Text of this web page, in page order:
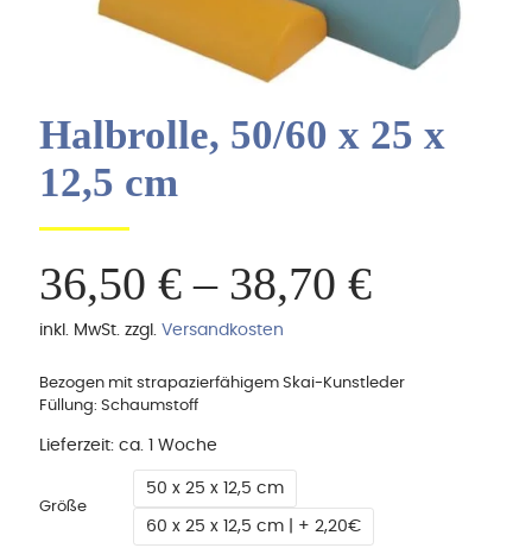
Halbrolle, 50/60 x 25 x
12,5 cm
36,50 € – 38,70 €
inkl. MwSt. zzgl. Versandkosten
Bezogen mit strapazierfähigem Skai-Kunstleder
Füllung: Schaumstoff
Lieferzeit: ca. 1 Woche
Größe
50 x 25 x 12,5 cm
60 x 25 x 12,5 cm | + 2,20€